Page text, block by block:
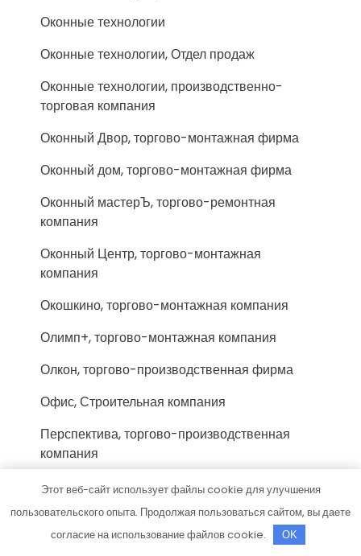
Оконные технологии
Оконные технологии, Отдел продаж
Оконные технологии, производственно-
торговая компания
Оконный Двор, торгово-монтажная фирма
Оконный дом, торгово-монтажная фирма
Оконный мастерЪ, торгово-ремонтная
компания
Оконный Центр, торгово-монтажная
компания
Окошкино, торгово-монтажная компания
Олимп+, торгово-монтажная компания
Олкон, торгово-производственная фирма
Офис, Строительная компания
Перспектива, торгово-производственная
компания
Пирамида, многопрофильная компания
Планета окон, торгово-монтажная компания
Планета Окон, торгово-производственная
Этот веб-сайт использует файлы cookie для улучшения
пользовательского опыта. Продолжая пользоваться сайтом, вы даете
согласие на использование файлов cookie.
OK